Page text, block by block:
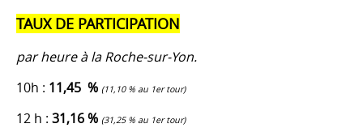
TAUX DE PARTICIPATION
par heure à la Roche-sur-Yon.
10h : 11,45 % (11,10 % au 1er tour)
12 h : 31,16 % (31,25 % au 1er tour)